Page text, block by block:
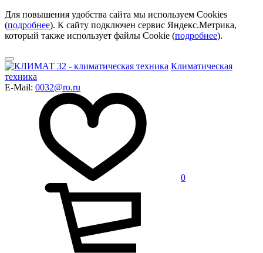
Для повышения удобства сайта мы используем Cookies
(подробнее). К сайту подключен сервис Яндекс.Метрика,
который также использует файлы Cookie (подробнее).
Климатическая
техника
E-Mail: 0032@ro.ru
0